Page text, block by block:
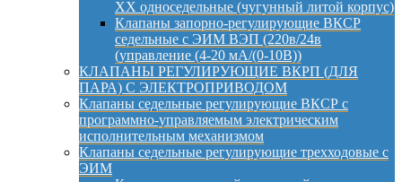
ХХ односедельные (чугунный литой корпус)
Клапаны запорно-регулирующие ВКСР
седельные с ЭИМ ВЭП (220в/24в
(управление (4-20 мА/(0-10В))
КЛАПАНЫ РЕГУЛИРУЮЩИЕ ВКРП (ДЛЯ
ПАРА) С ЭЛЕКТРОПРИВОДОМ
Клапаны седельные регулирующие ВКСР с
программно-управляемым электрическим
исполнительным механизмом
Клапаны седельные регулирующие трехходовые с
ЭИМ